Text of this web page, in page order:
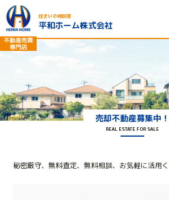
住まいの相談室
平和ホーム株式会社
売却不動産募集中！
REAL ESTATE FOR SALE
秘密厳守、無料査定、無料相談、お気軽に活用く